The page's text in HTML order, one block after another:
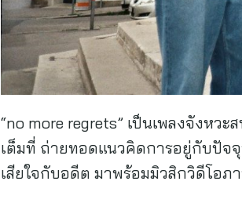
“no more regrets” เป็นเพลงจังหว
เต็มที่ ถ่ายทอดแนวคิดการอยู่กับปัจ
เสียใจกับอดีต มาพร้อมมิวสิกวิดีโอ